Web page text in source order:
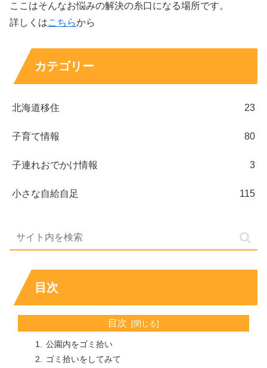
ここはそんなお悩みの解決の糸口になる場所です。
詳しくはこちらから
カテゴリー
北海道移住 23
子育て情報 80
子連れおでかけ情報 3
小さな自給自足 115
目次
目次
公園内をゴミ拾い
ゴミ拾いをしてみて